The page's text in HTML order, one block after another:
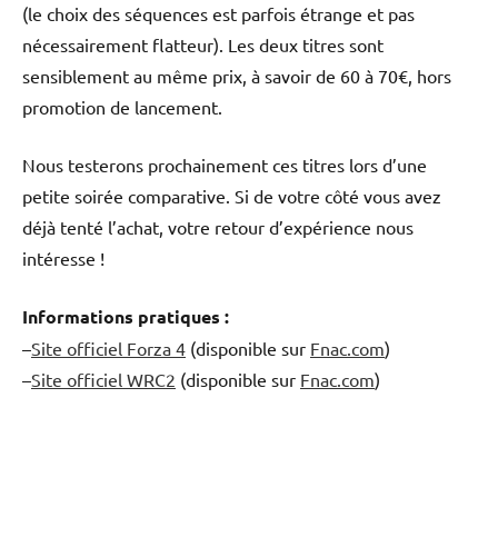
(le choix des séquences est parfois étrange et pas
nécessairement flatteur). Les deux titres sont
sensiblement au même prix, à savoir de 60 à 70€, hors
promotion de lancement.
Nous testerons prochainement ces titres lors d’une
petite soirée comparative. Si de votre côté vous avez
déjà tenté l’achat, votre retour d’expérience nous
intéresse !
Informations pratiques :
–Site officiel Forza 4 (disponible sur Fnac.com)
–Site officiel WRC2 (disponible sur Fnac.com)